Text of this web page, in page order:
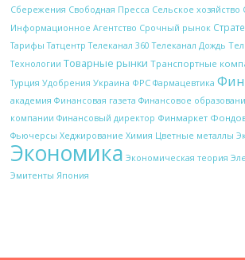
Сбережения Свободная Пресса Сельское хозяйство
Информационное Агентство Срочный рынок
Тарифы Татцентр Телеканал 360 Телеканал Дождь
Технологии Товарные рынки Транспортные
Турция Удобрения Украина ФРС Фармацевтика
академия Финансовая газета Финансовое
компании Финансовый директор Финмаркет
Фьючерсы Хеджирование Химия Цветные металлы
Экономика Экономическая теория
Эмитенты Япония